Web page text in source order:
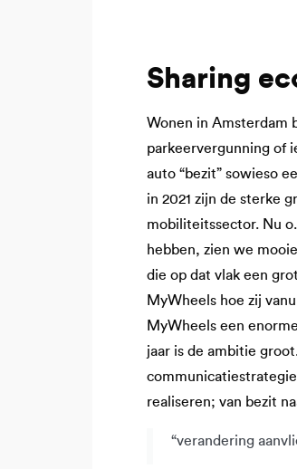
Sharing
Wonen in Amsterdam
parkeervergunning of
auto “bezit” sowieso
in 2021 zijn de sterke
mobiliteitssector. Nu
hebben, zien we
die op dat vlak een
MyWheels hoe zij
MyWheels een
jaar is de ambitie
realiseren; van bezit
“verandering